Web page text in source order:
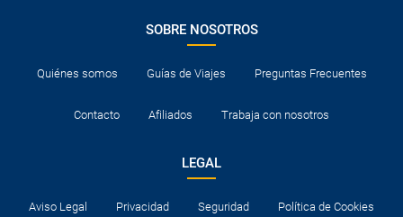
SOBRE NOSOTROS
Quiénes somos Guías de Viajes Preguntas Frecuentes
Contacto Afiliados Trabaja con nosotros
LEGAL
Aviso Legal Privacidad Seguridad Política de Cookies